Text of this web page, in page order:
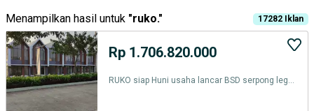
Menampilkan hasil untuk "ruko." 17282 Iklan
Rp 1.706.820.000